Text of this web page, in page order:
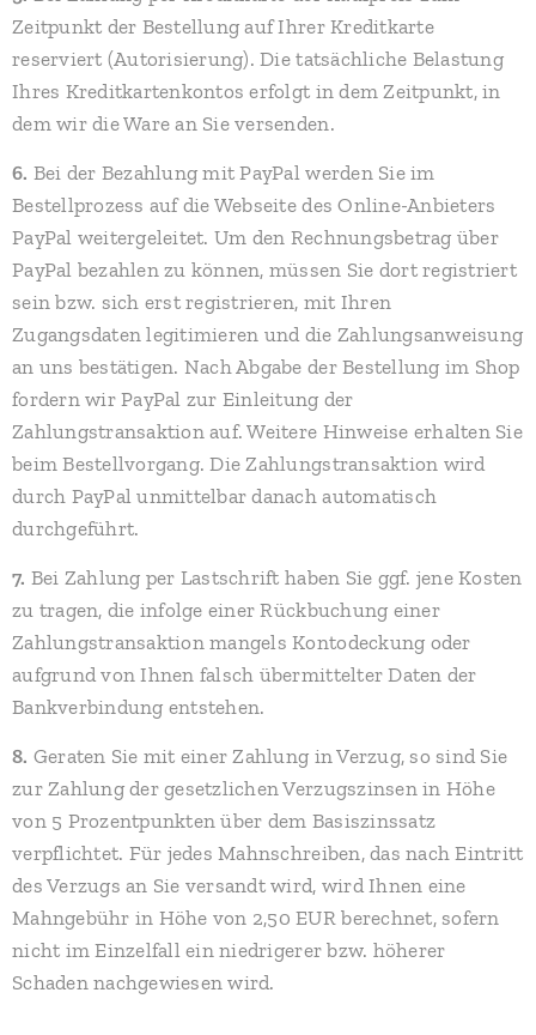
Zeitpunkt der Bestellung auf Ihrer Kreditkarte
reserviert (Autorisierung). Die tatsächliche Belastung
Ihres Kreditkartenkontos erfolgt in dem Zeitpunkt, in
dem wir die Ware an Sie versenden.
6. Bei der Bezahlung mit PayPal werden Sie im
Bestellprozess auf die Webseite des Online-Anbieters
PayPal weitergeleitet. Um den Rechnungsbetrag über
PayPal bezahlen zu können, müssen Sie dort registriert
sein bzw. sich erst registrieren, mit Ihren
Zugangsdaten legitimieren und die Zahlungsanweisung
an uns bestätigen. Nach Abgabe der Bestellung im Shop
fordern wir PayPal zur Einleitung der
Zahlungstransaktion auf. Weitere Hinweise erhalten Sie
beim Bestellvorgang. Die Zahlungstransaktion wird
durch PayPal unmittelbar danach automatisch
durchgeführt.
7. Bei Zahlung per Lastschrift haben Sie ggf. jene Kosten
zu tragen, die infolge einer Rückbuchung einer
Zahlungstransaktion mangels Kontodeckung oder
aufgrund von Ihnen falsch übermittelter Daten der
Bankverbindung entstehen.
8. Geraten Sie mit einer Zahlung in Verzug, so sind Sie
zur Zahlung der gesetzlichen Verzugszinsen in Höhe
von 5 Prozentpunkten über dem Basiszinssatz
verpflichtet. Für jedes Mahnschreiben, das nach Eintritt
des Verzugs an Sie versandt wird, wird Ihnen eine
Mahngebühr in Höhe von 2,50 EUR berechnet, sofern
nicht im Einzelfall ein niedrigerer bzw. höherer
Schaden nachgewiesen wird.